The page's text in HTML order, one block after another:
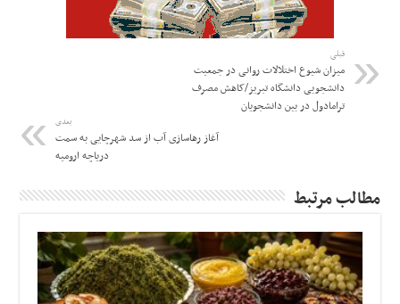
قبلی
میزان شیوع اختلالات روانی در جمعیت
دانشجویی دانشگاه تبریز/کاهش مصرف
ترامادول در بین دانشجویان
بعدی
آغاز رهاسازی آب از سد شهرچایی به سمت
دریاچه ارومیه
مطالب مرتبط